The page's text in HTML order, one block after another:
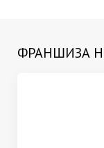
ФРАНШИЗА